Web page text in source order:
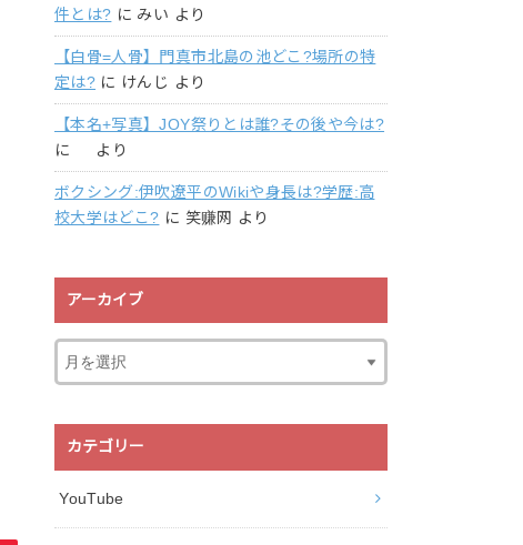
件とは? に みい より
【白骨=人骨】門真市北島の池どこ?場所の特
定は? に けんじ より
【本名+写真】JOY祭りとは誰?その後や今は?
に
より
ボクシング:伊吹遼平のWikiや身長は?学歴:高
校大学はどこ? に 笑赚网 より
アーカイブ
カテゴリー
YouTube